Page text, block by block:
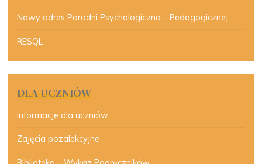
Nowy adres Poradni Psychologiczno – Pedagogicznej
RESQL
DLA UCZNIÓW
Informacje dla uczniów
Zajęcia pozalekcyjne